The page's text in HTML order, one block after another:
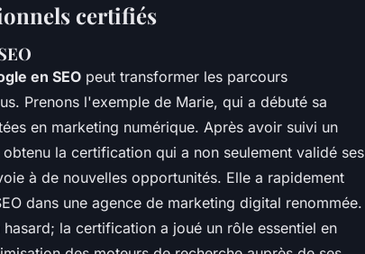
certifiés
en SEO peut transformer les parcours
Prenons l'exemple de Marie, qui a débuté sa
en marketing numérique. Après avoir suivi un
obtenu la certification qui a non seulement validé ses
à de nouvelles opportunités. Elle a rapidement
dans une agence de marketing digital renommée.
la certification a joué un rôle essentiel en